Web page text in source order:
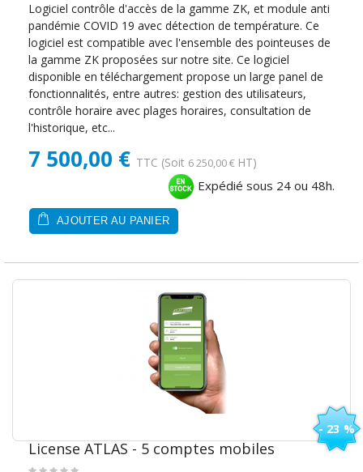
Logiciel contrôle d'accès de la gamme ZK, et module anti
pandémie COVID 19 avec détection de température. Ce
logiciel est compatible avec l'ensemble des pointeuses de
la gamme ZK proposées sur notre site. Ce logiciel
disponible en téléchargement propose un large panel de
fonctionnalités, entre autres: gestion des utilisateurs,
contrôle horaire avec plages horaires, consultation de
l'historique, etc...
7 500,00 € TTC (Soit 6 250,00 € HT)
Expédié sous 24 ou 48h.
AJOUTER AU PANIER
- 23 %
License ATLAS - 5 comptes mobiles